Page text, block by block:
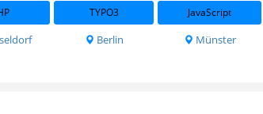
TYPO3 JavaScript
Berlin Münster